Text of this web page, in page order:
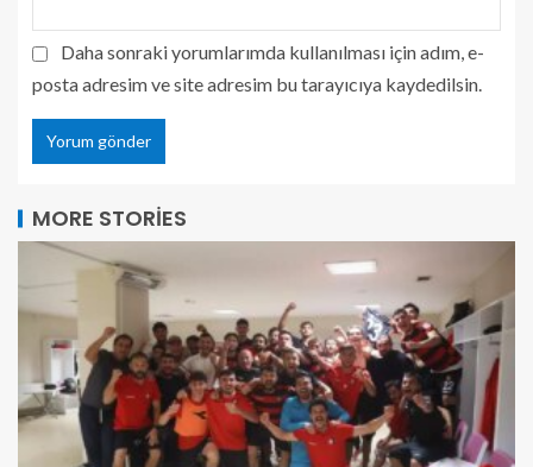
Daha sonraki yorumlarımda kullanılması için adım, e-
posta adresim ve site adresim bu tarayıcıya kaydedilsin.
MORE STORIES